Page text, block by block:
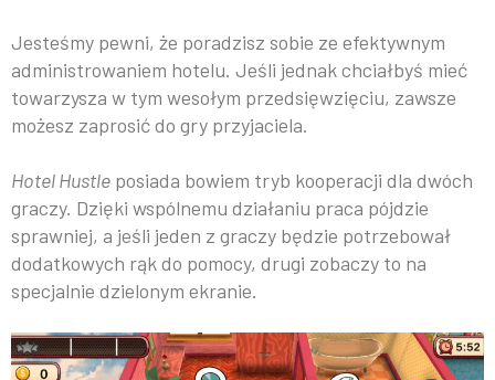
Jesteśmy pewni, że poradzisz sobie ze efektywnym
administrowaniem hotelu. Jeśli jednak chciałbyś mieć
towarzysza w tym wesołym przedsięwzięciu, zawsze
możesz zaprosić do gry przyjaciela.
Hotel Hustle posiada bowiem tryb kooperacji dla dwóch
graczy. Dzięki wspólnemu działaniu praca pójdzie
sprawniej, a jeśli jeden z graczy będzie potrzebował
dodatkowych rąk do pomocy, drugi zobaczy to na
specjalnie dzielonym ekranie.